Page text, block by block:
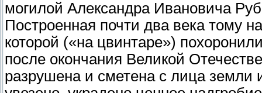
могилой Александра Ивановича
Построенная почти два века тому
которой («на цвинтаре»)
после окончания Великой
разрушена и сметена с лица земли